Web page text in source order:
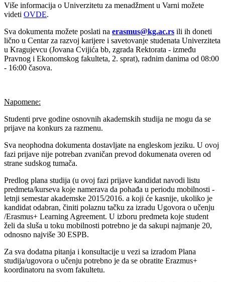
Više informacija o Univerzitetu za menadžment u Varni možete
videti OVDE.
Sva dokumenta možete poslati na erasmus@kg.ac.rs ili ih doneti
lično u Centar za razvoj karijere i savetovanje studenata Univerziteta
u Kragujevcu (Jovana Cvijića bb, zgrada Rektorata - između
Pravnog i Ekonomskog fakulteta, 2. sprat), radnim danima od 08:00
- 16:00 časova.
Napomene:
Studenti prve godine osnovnih akademskih studija ne mogu da se
prijave na konkurs za razmenu.
Sva neophodna dokumenta dostavljate na engleskom jeziku. U ovoj
fazi prijave nije potreban zvaničan prevod dokumenata overen od
strane sudskog tumača.
Predlog plana studija (u ovoj fazi prijave kandidat navodi listu
predmeta/kurseva koje namerava da pohađa u periodu mobilnosti -
letnji semestar akademske 2015/2016. a koji će kasnije, ukoliko je
kandidat odabran, činiti polaznu tačku za izradu Ugovora o učenju
/Erasmus+ Learning Agreement. U izboru predmeta koje student
želi da sluša u toku mobilnosti potrebno je da sakupi najmanje 20,
odnosno najviše 30 ESPB.
Za sva dodatna pitanja i konsultacije u vezi sa izradom Plana
studija/ugovora o učenju potrebno je da se obratite Erazmus+
koordinatoru na svom fakultetu.